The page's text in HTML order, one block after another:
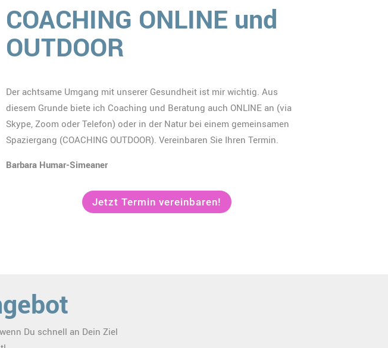
COACHING ONLINE und
OUTDOOR
Der achtsame Umgang mit unserer Gesundheit ist mir wichtig. Aus
diesem Grunde biete ich Coaching und Beratung auch ONLINE an (via
Skype, Zoom oder Telefon) oder in der Natur bei einem gemeinsamen
Spaziergang (COACHING OUTDOOR). Vereinbaren Sie Ihren Termin.
Barbara Humar-Simeaner
Jetzt Termin vereinbaren!
Du schnell an Dein Ziel